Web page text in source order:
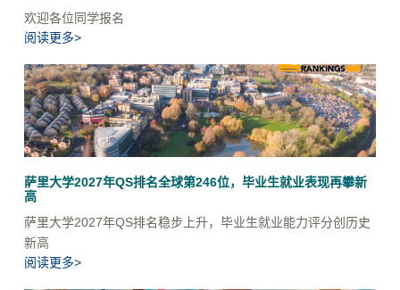
欢迎各位同学报名
阅读更多>
萨里大学2027年QS排名全球第246位，毕业生就业表现再攀新
高
萨里大学2027年QS排名稳步上升，毕业生就业能力评分创历史
新高
阅读更多>